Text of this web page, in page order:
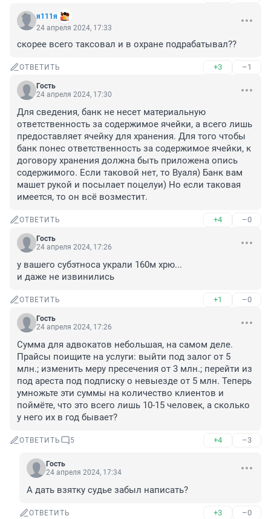
я111я
24 апреля 2024, 17:33
скорее всего таксовал и в охране подрабатывал??
ОТВЕТИТЬ +3 –1
Гость
24 апреля 2024, 17:30
Для сведения, банк не несет материальную
ответственность за содержимое ячейки, а всего лишь
предоставляет ячейку для хранения. Для того чтобы
банк понес ответственность за содержимое ячейки, к
договору хранения должна быть приложена опись
содержимого. Если таковой нет, то Вуаля) Банк вам
машет рукой и посылает поцелуи) Но если таковая
имеется, то он всё возместит.
ОТВЕТИТЬ +4 –0
Гость
24 апреля 2024, 17:26
у вашего субэтноса украли 160м хрю...
и даже не извинились
ОТВЕТИТЬ +1 –0
Гость
24 апреля 2024, 17:26
Сумма для адвокатов небольшая, на самом деле.
Прайсы поищите на услуги: выйти под залог от 5
млн.; изменить меру пресечения от 3 млн.; перейти из
под ареста под подписку о невыезде от 5 млн. Теперь
умножьте эти суммы на количество клиентов и
поймёте, что это всего лишь 10-15 человек, а сколько
у него их в год бывает?
ОТВЕТИТЬ 5 +4 –3
Гость
24 апреля 2024, 17:34
А дать взятку судье забыл написать?
ОТВЕТИТЬ +3 –0